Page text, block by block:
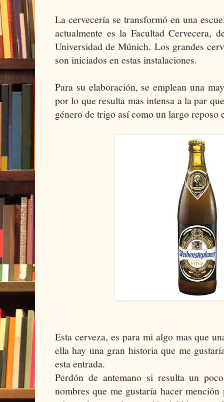
La cervecería se transformó en una
actualmente es la Facultad Cervecera,
Universidad de Múnich. Los grandes
son iniciados en estas instalaciones.
Para su elaboración, se emplean una
por lo que resulta mas intensa a la par
género de trigo así como un largo reposo
Esta cerveza, es para mi algo mas que
ella hay una gran historia que me
esta entrada.
Perdón de antemano si resulta un
nombres que me gustaría hacer